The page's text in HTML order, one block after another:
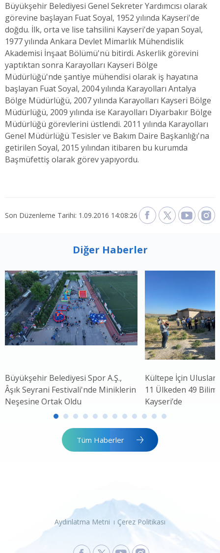
Büyükşehir Belediyesi Genel Sekreter Yardımcısı olarak
görevine başlayan Fuat Soyal, 1952 yılında Kayseri'de
doğdu. İlk, orta ve lise tahsilini Kayseri'de yapan Soyal,
1977 yılında Ankara Devlet Mimarlık Mühendislik
Akademisi İnşaat Bölümü'nü bitirdi. Askerlik görevini
yaptıktan sonra Karayolları Kayseri Bölge
Müdürlüğü'nde şantiye mühendisi olarak iş hayatına
başlayan Fuat Soyal, 2004 yılında Karayolları Antalya
Bölge Müdürlüğü, 2007 yılında Karayolları Kayseri Bölge
Müdürlüğü, 2009 yılında ise Karayolları Diyarbakır Bölge
Müdürlüğü görevlerini üstlendi. 2011 yılında Karayolları
Genel Müdürlüğü Tesisler ve Bakım Daire Başkanlığı'na
getirilen Soyal, 2015 yılından itibaren bu kurumda
Başmüfettiş olarak görev yapıyordu.
Son Düzenleme Tarihi: 1.09.2016 14:08:26
Diğer Haberler
Büyükşehir Belediyesi Spor A.Ş.,
Âşık Seyrani Festivali'nde Miniklerin
Neşesine Ortak Oldu
Kültepe İçin
11 Ülkeden 49 Bilim
Kayseri’de
Tüm Haberler
Aydınlatma Metni Çerez Politikası